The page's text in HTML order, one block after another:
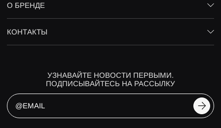
О БРЕНДЕ
КОНТАКТЫ
УЗНАВАЙТЕ НОВОСТИ ПЕРВЫМИ.
ПОДПИСЫВАЙТЕСЬ НА РАССЫЛКУ